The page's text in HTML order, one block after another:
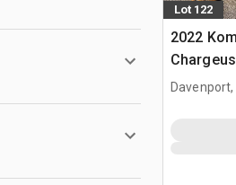
Lot 122
2022
Davenport,